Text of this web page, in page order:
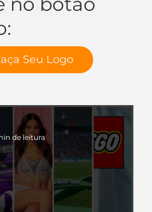
Seu Logo
de leitura